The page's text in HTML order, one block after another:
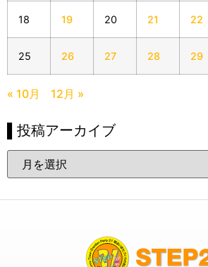
18 19 20 21 22
25 26 27 28 29
« 10月 12月 »
▌投稿アーカイブ